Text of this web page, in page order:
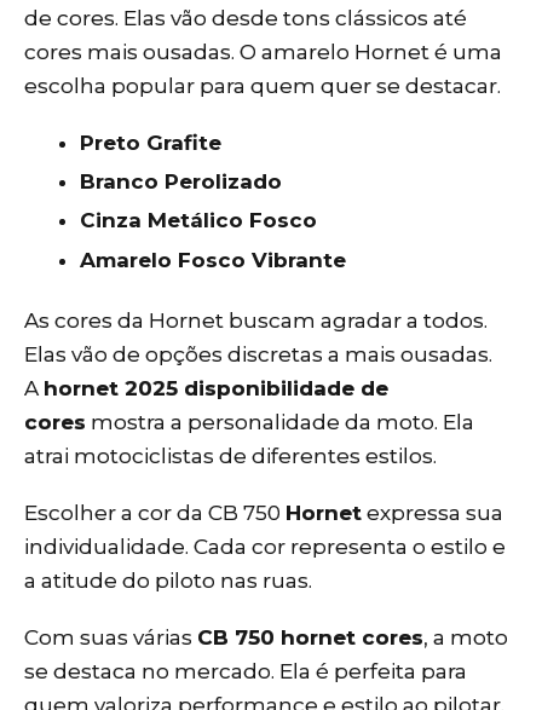
de cores. Elas vão desde tons clássicos até
cores mais ousadas. O amarelo Hornet é uma
escolha popular para quem quer se destacar.
Preto Grafite
Branco Perolizado
Cinza Metálico Fosco
Amarelo Fosco Vibrante
As cores da Hornet buscam agradar a todos.
Elas vão de opções discretas a mais ousadas.
A hornet 2025 disponibilidade de
cores mostra a personalidade da moto. Ela
atrai motociclistas de diferentes estilos.
Escolher a cor da CB 750 Hornet expressa sua
individualidade. Cada cor representa o estilo e
a atitude do piloto nas ruas.
Com suas várias CB 750 hornet cores, a moto
se destaca no mercado. Ela é perfeita para
quem valoriza performance e estilo ao pilotar.